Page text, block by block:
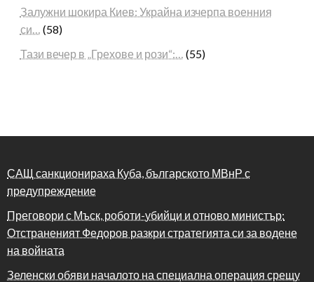
Залужни шокира Киев: Украйна изчерпа военния
си… (58)
Тази вечер в „Грехове и рози“:… (55)
САЩ санкционираха Куба, българското МВнР с
предупреждение
Преговори с Мъск, роботи-убийци и отново министър:
Отстраненият Федоров разкри стратегията си за водене
на войната
Зеленски обяви началото на специална операция срещу